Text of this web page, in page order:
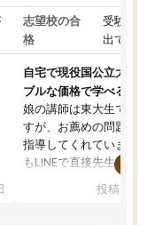
志望校の合
格
受験して
出ていな
自宅で現役国公立大学生
ブルな価格で学べる
娘の講師は東大生では無
すが、お薦めの問題集や
指導してくれています。
もLINEで直接先生に質問
めれるので、個人に合
投稿日：